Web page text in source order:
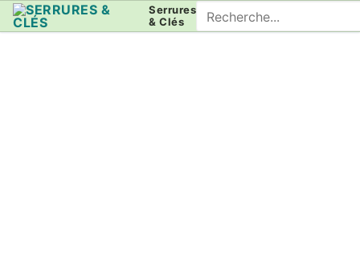
Aller
au
Serrures
& Clés
Rechercher
: